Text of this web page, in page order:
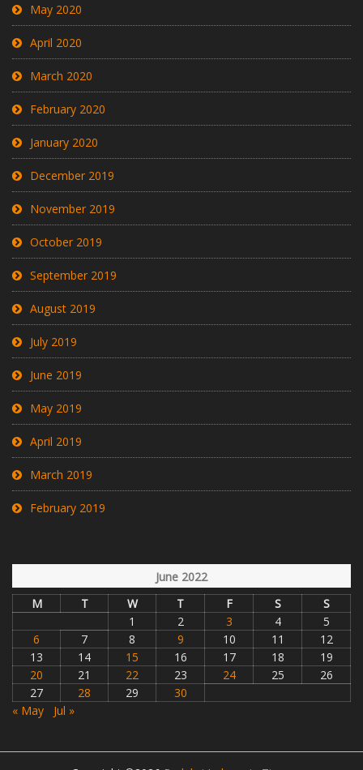
May 2020
April 2020
March 2020
February 2020
January 2020
December 2019
November 2019
October 2019
September 2019
August 2019
July 2019
June 2019
May 2019
April 2019
March 2019
February 2019
June 2022
M
T W T F S
S
1
2 3 4
5
6
7 8 9 10 11
12
13
14 15 16 17 18
19
20
21 22 23 24 25
26
27
28 29
30
« May
Jul »